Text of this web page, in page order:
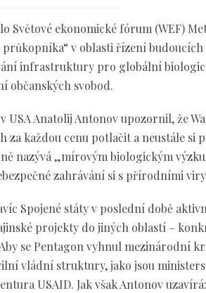
Světové ekonomické fórum (WEF)
v oblasti řízení
infrastruktury pro globální
občanských svobod.
USA Anatolij Antonov upozornil, že
za každou cenu potlačit a neustále si
nazývá „mírovým biologickým
zahrávání si s přírodními
Spojené státy v poslední době
projekty do jiných oblastí –
se Pentagon vyhnul mezinárodní
vládní struktury, jako jsou
USAID. Jak však Antonov